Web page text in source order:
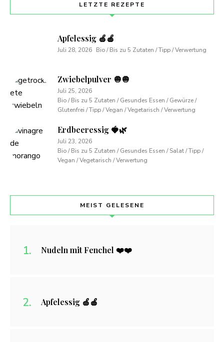
LETZTE REZEPTE
Apfelessig 🍏🍎
Juli 28, 2026 Bio / Bis zu 5 Zutaten / Tipp / Verwertung
Zwiebelpulver 🧅🧅
Juli 25, 2026
Bio / Bis zu 5 Zutaten / Gesundes Essen / Gewürze /
Glutenfrei / Tipp / Vegan / Vegetarisch / Verwertung
Erdbeeressig 🍓🌿
Juli 23, 2026
Bio / Bis zu 5 Zutaten / Gesundes Essen / Salat / Tipp /
Vegan / Vegetarisch / Verwertung
MEIST GELESENE
Nudeln mit Fenchel ❤️❤️
Apfelessig 🍏🍎